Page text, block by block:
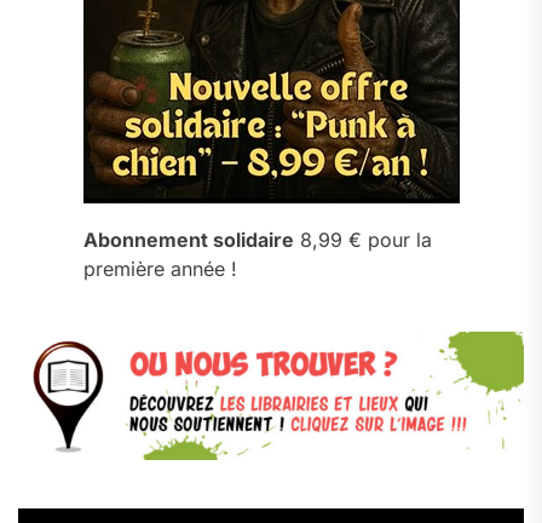
Abonnement solidaire 8,99 € pour la
première année !